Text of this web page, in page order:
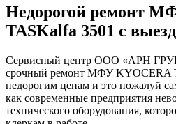
Недорогой ремонт
TASKalfa 3501 с
Сервисный центр ООО «АРН
срочный ремонт МФУ KYOCERA
недорогим ценам и это пожалуй
как современные предприятия
технического оборудования,